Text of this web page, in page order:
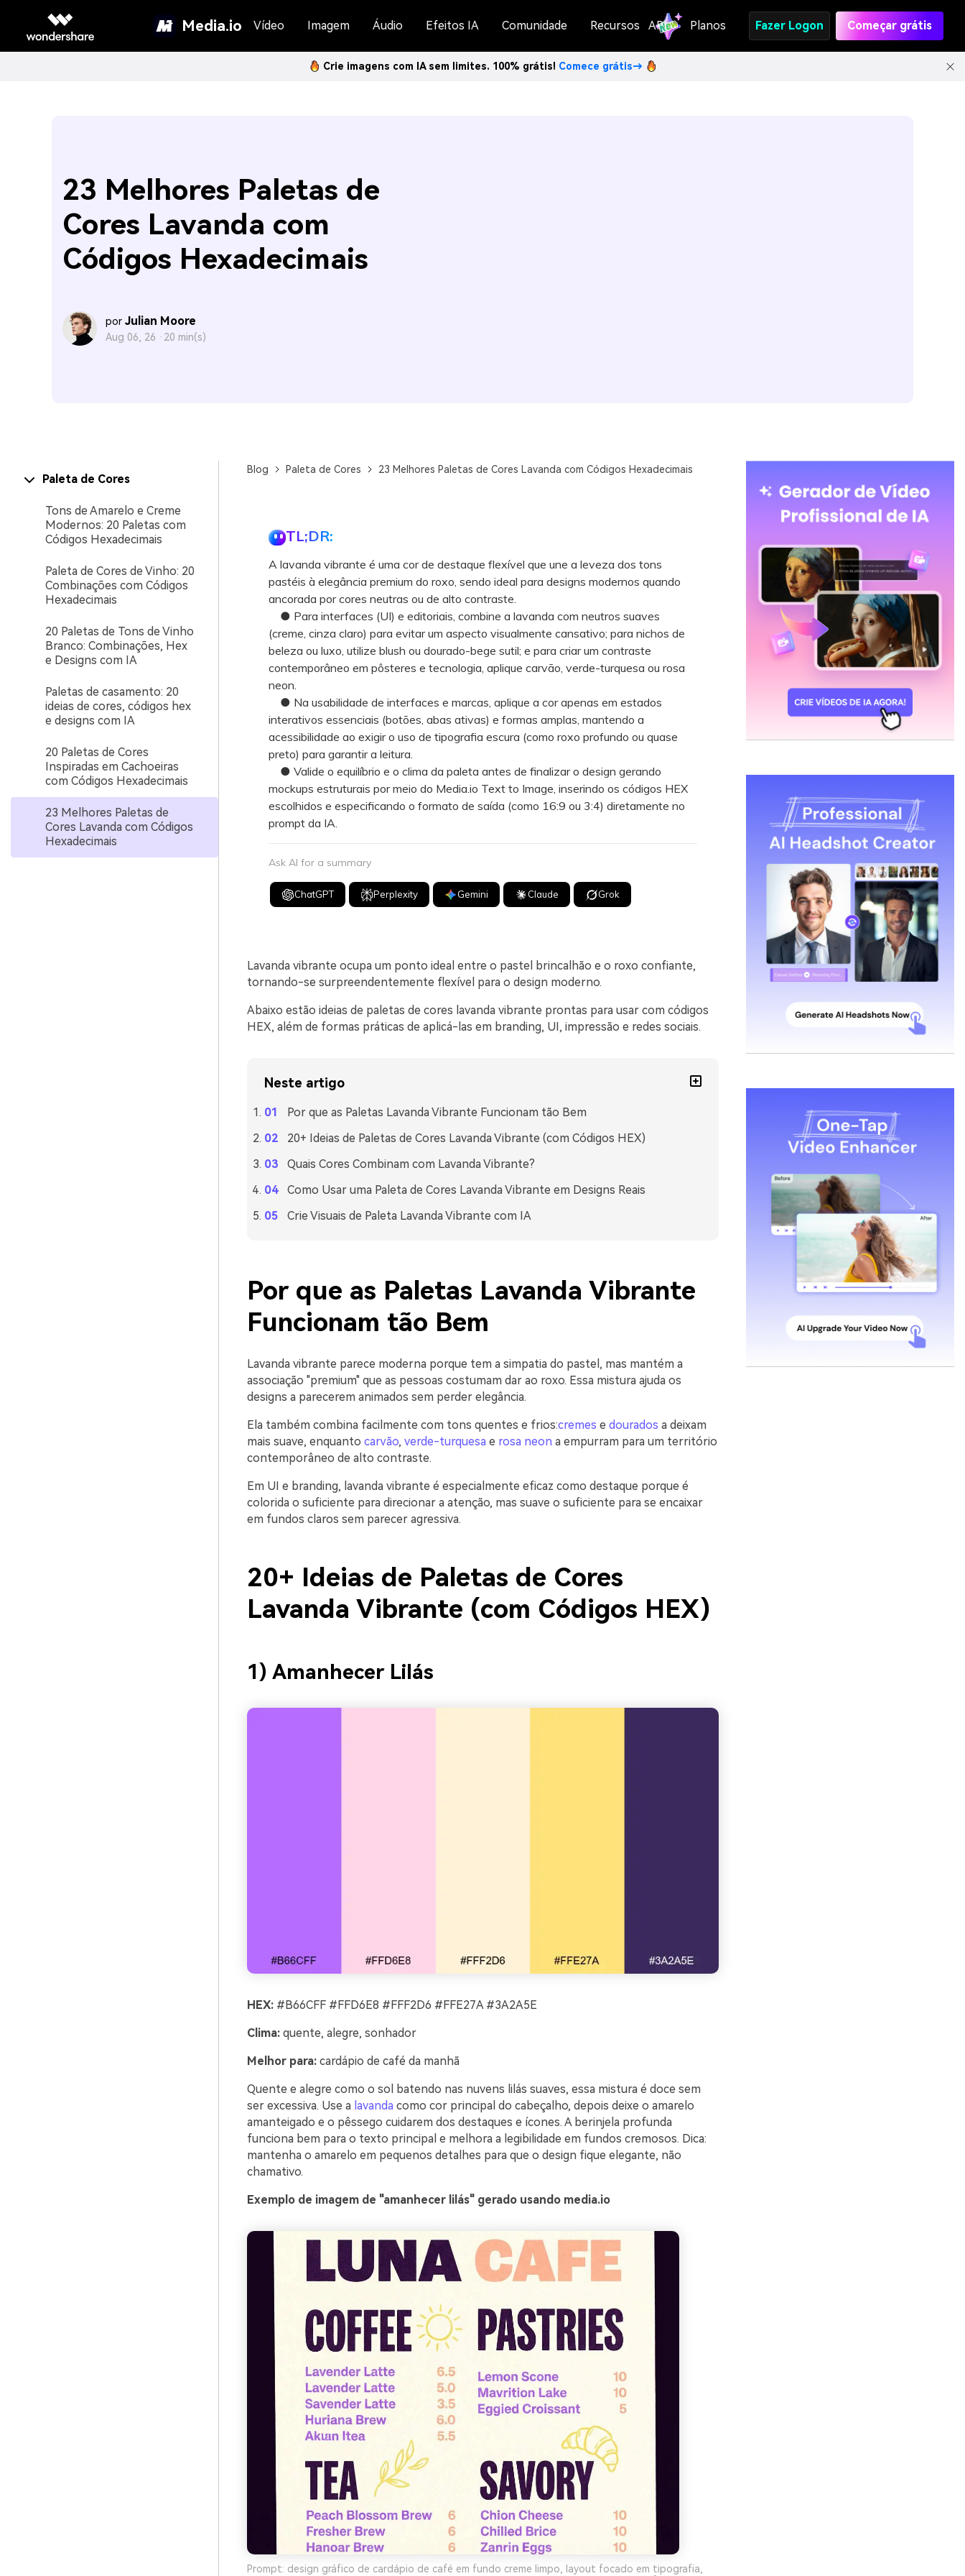
Media.io Vídeo Imagem Áudio Efeitos IA Comunidade Recursos API Planos Fazer Logon Começar grátis
Crie imagens com IA sem limites. 100% grátis! Comece grátis→
23 Melhores Paletas de
Cores Lavanda com
Códigos Hexadecimais
por Julian Moore
Aug 06, 26 · 20 min(s)
Paleta de Cores
Tons de Amarelo e Creme
Modernos: 20 Paletas com
Códigos Hexadecimais
Paleta de Cores de Vinho: 20
Combinações com Códigos
Hexadecimais
20 Paletas de Tons de Vinho
Branco: Combinações, Hex
e Designs com IA
Paletas de casamento: 20
ideias de cores, códigos hex
e designs com IA
20 Paletas de Cores
Inspiradas em Cachoeiras
com Códigos Hexadecimais
23 Melhores Paletas de
Cores Lavanda com Códigos
Hexadecimais
Blog Paleta de Cores 23 Melhores Paletas de Cores Lavanda com Códigos Hexadecimais
TL;DR:
A lavanda vibrante é uma cor de destaque flexível que une a leveza dos tons
pastéis à elegância premium do roxo, sendo ideal para designs modernos quando
ancorada por cores neutras ou de alto contraste.
● Para interfaces (UI) e editoriais, combine a lavanda com neutros suaves
(creme, cinza claro) para evitar um aspecto visualmente cansativo; para nichos de
beleza ou luxo, utilize blush ou dourado-bege sutil; e para criar um contraste
contemporâneo em pôsteres e tecnologia, aplique carvão, verde-turquesa ou rosa
neon.
● Na usabilidade de interfaces e marcas, aplique a cor apenas em estados
interativos essenciais (botões, abas ativas) e formas amplas, mantendo a
acessibilidade ao exigir o uso de tipografia escura (como roxo profundo ou quase
preto) para garantir a leitura.
● Valide o equilíbrio e o clima da paleta antes de finalizar o design gerando
mockups estruturais por meio do Media.io Text to Image, inserindo os códigos HEX
escolhidos e especificando o formato de saída (como 16:9 ou 3:4) diretamente no
prompt da IA.
Ask AI for a summary
ChatGPT Perplexity Gemini Claude Grok
Lavanda vibrante ocupa um ponto ideal entre o pastel brincalhão e o roxo confiante,
tornando-se surpreendentemente flexível para o design moderno.
Abaixo estão ideias de paletas de cores lavanda vibrante prontas para usar com códigos
HEX, além de formas práticas de aplicá-las em branding, UI, impressão e redes sociais.
Neste artigo
Por que as Paletas Lavanda Vibrante Funcionam tão Bem
20+ Ideias de Paletas de Cores Lavanda Vibrante (com Códigos HEX)
Quais Cores Combinam com Lavanda Vibrante?
Como Usar uma Paleta de Cores Lavanda Vibrante em Designs Reais
Crie Visuais de Paleta Lavanda Vibrante com IA
Por que as Paletas Lavanda Vibrante
Funcionam tão Bem
Lavanda vibrante parece moderna porque tem a simpatia do pastel, mas mantém a
associação "premium" que as pessoas costumam dar ao roxo. Essa mistura ajuda os
designs a parecerem animados sem perder elegância.
Ela também combina facilmente com tons quentes e frios:cremes e dourados a deixam
mais suave, enquanto carvão, verde-turquesa e rosa neon a empurram para um território
contemporâneo de alto contraste.
Em UI e branding, lavanda vibrante é especialmente eficaz como destaque porque é
colorida o suficiente para direcionar a atenção, mas suave o suficiente para se encaixar
em fundos claros sem parecer agressiva.
20+ Ideias de Paletas de Cores
Lavanda Vibrante (com Códigos HEX)
1) Amanhecer Lilás
HEX:#B66CFF #FFD6E8 #FFF2D6 #FFE27A #3A2A5E
Clima:quente, alegre, sonhador
Melhor para:cardápio de café da manhã
Quente e alegre como o sol batendo nas nuvens lilás suaves, essa mistura é doce sem
ser excessiva. Use a lavanda como cor principal do cabeçalho, depois deixe o amarelo
amanteigado e o pêssego cuidarem dos destaques e ícones. A berinjela profunda
funciona bem para o texto principal e melhora a legibilidade em fundos cremosos. Dica:
mantenha o amarelo em pequenos detalhes para que o design fique elegante, não
chamativo.
Exemplo de imagem de "amanhecer lilás" gerado usando media.io
Prompt: design gráfico de cardápio de café em fundo creme limpo, layout focado em tipografia,